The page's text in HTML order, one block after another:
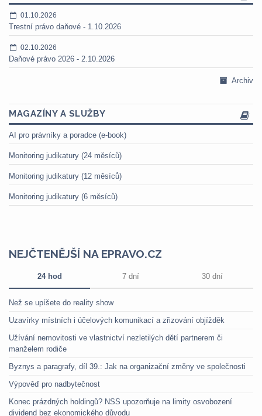
01.10.2026
Trestní právo daňové - 1.10.2026
02.10.2026
Daňové právo 2026 - 2.10.2026
Archiv
MAGAZÍNY A SLUŽBY
AI pro právníky a poradce (e-book)
Monitoring judikatury (24 měsíců)
Monitoring judikatury (12 měsíců)
Monitoring judikatury (6 měsíců)
NEJČTENĚJŠÍ NA EPRAVO.CZ
24 hod 7 dní 30 dní
Než se upíšete do reality show
Uzavírky místních i účelových komunikací a zřizování objížděk
Užívání nemovitosti ve vlastnictví nezletilých dětí partnerem či
manželem rodiče
Byznys a paragrafy, díl 39.: Jak na organizační změny ve společnosti
Výpověď pro nadbytečnost
Konec prázdných holdingů? NSS upozorňuje na limity osvobození
dividend bez ekonomického důvodu